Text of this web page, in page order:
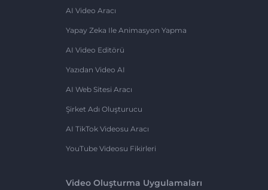
AI Video Aracı
Yapay Zeka Ile Animasyon Yapma
AI Video Editörü
Yazıdan Video AI
AI Web Sitesi Aracı
Şirket Adı Oluşturucu
AI TikTok Videosu Aracı
YouTube Videosu Fikirleri
Video Oluşturma Uygulamaları